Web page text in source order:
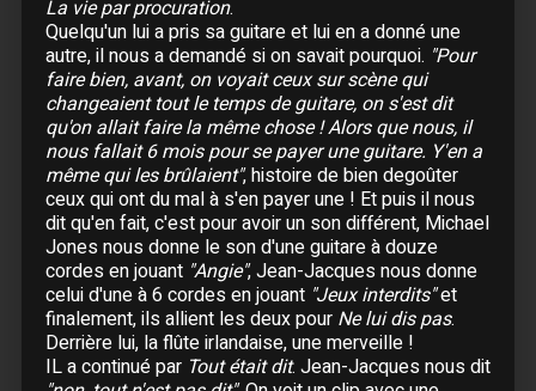
05 Janvier :Abidjan (Côte d'Ivoire)
Ivoire
06 Janvier :Abidjan (Côte d'Ivoire)- Hôtel
Ivoire
12 Janvier : Paris - Zénith
13 Janvier :Paris- Zénith
14 Janvier :Paris - Zénith
15 Janvier :Paris- Zénith
16 Janvier :Bruxelles (Belgique)- Forest
National
25 Janvier :Les Enfoirés : dernière édition...
avant l'an 2000
Mars
La vie par procuration.
Quelqu'un lui a pris sa guitare et lui en a donné une
autre, il nous a demandé si on savait pourquoi. "Pour
faire bien, avant, on voyait ceux sur scène qui
changeaient tout le temps de guitare, on s'est dit
qu'on allait faire la même chose ! Alors que nous, il
nous fallait 6 mois pour se payer une guitare. Y'en a
même qui les brûlaient", histoire de bien degoûter
ceux qui ont du mal à s'en payer une ! Et puis il nous
dit qu'en fait, c'est pour avoir un son différent, Michael
Jones nous donne le son d'une guitare à douze
cordes en jouant "Angie", Jean-Jacques nous donne
celui d'une à 6 cordes en jouant "Jeux interdits"et
finalement, ils allient les deux pour Ne lui dis pas.
Derrière lui, la flûte irlandaise, une merveille !
IL a continué par Tout était dit. Jean-Jacques nous dit